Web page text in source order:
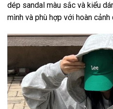
dép sandal màu sắc và kiểu
mình và phù hợp với hoàn